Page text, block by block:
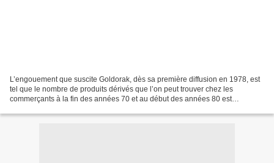
L’engouement que suscite Goldorak, dès sa première diffusion en 1978, est
tel que le nombre de produits dérivés que l’on peut trouver chez les
commerçants à la fin des années 70 et au début des années 80 est